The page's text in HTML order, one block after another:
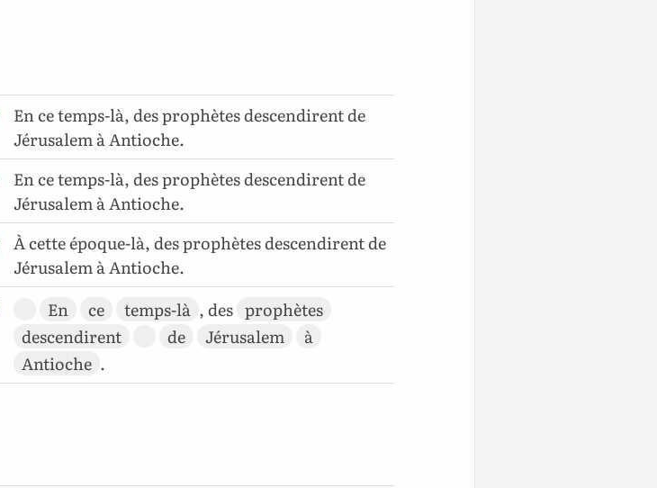
En ce temps-là, des prophètes descendirent de
Jérusalem à Antioche.
En ce temps-là, des prophètes descendirent de
Jérusalem à Antioche.
À cette époque-là, des prophètes descendirent de
Jérusalem à Antioche.
En ce temps-là , des prophètes
descendirent
de Jérusalem
à
Antioche .